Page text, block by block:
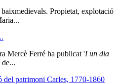
Propietat, explotació
Mercè Ferré ha publicat 'I un dia
del patrimoni Carles, 1770-1860